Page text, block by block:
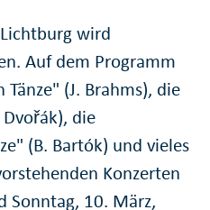
wird
Auf dem Programm
(J. Brahms), die
Dvořák), die
(B. Bartók) und vieles
Konzerten
Sonntag, 10. März,